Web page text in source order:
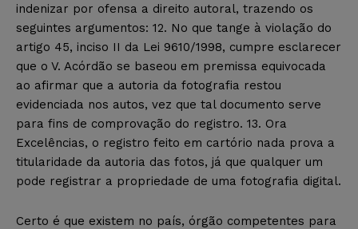
indenizar por ofensa a direito autoral, trazendo os
seguintes argumentos: 12. No que tange à violação do
artigo 45, inciso II da Lei 9610/1998, cumpre esclarecer
que o V. Acórdão se baseou em premissa equivocada
ao afirmar que a autoria da fotografia restou
evidenciada nos autos, vez que tal documento serve
para fins de comprovação do registro. 13. Ora
Excelências, o registro feito em cartório nada prova a
titularidade da autoria das fotos, já que qualquer um
pode registrar a propriedade de uma fotografia digital.
Certo é que existem no país, órgão competentes para